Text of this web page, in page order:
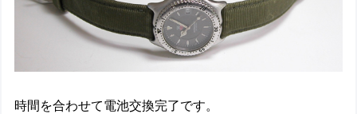
時間を合わせて電池交換完了です。